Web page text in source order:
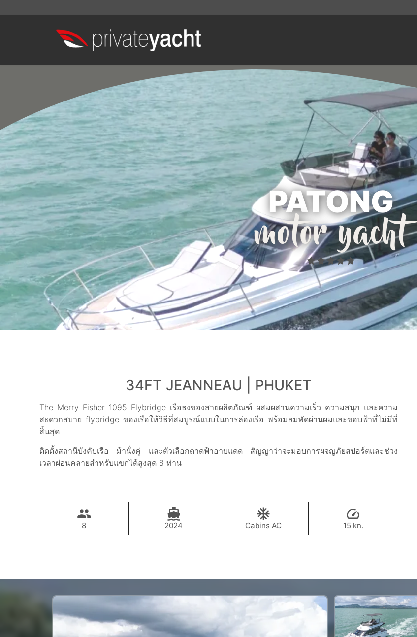
PATONG
motor yacht
34FT JEANNEAU | PHUKET
The Merry Fisher 1095 Flybridge เรือธงของสายผลิตภัณฑ์ ผสมผสานความเร็ว ความสนุก และความ
สะดวกสบาย flybridge ของเรือให้วิธีที่สมบูรณ์แบบในการล่องเรือ พร้อมลมพัดผ่านผมและขอบฟ้าที่ไม่มีที่
สิ้นสุด
ติดตั้งสถานีบังคับเรือ ม้านั่งคู่ และตัวเลือกดาดฟ้าอาบแดด สัญญาว่าจะมอบการผจญภัยสปอร์ตและช่วง
เวลาผ่อนคลายสำหรับแขกได้สูงสุด 8 ท่าน
8 2024 Cabins AC 15 kn.